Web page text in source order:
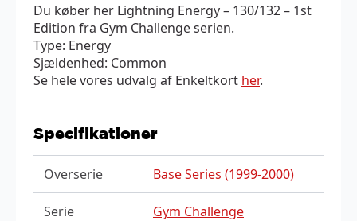
Du køber her Lightning Energy – 130/132 – 1st
Edition fra Gym Challenge serien.
Type: Energy
Sjældenhed: Common
Se hele vores udvalg af Enkeltkort her.
Specifikationer
Overserie Base Series (1999-2000)
Serie Gym Challenge